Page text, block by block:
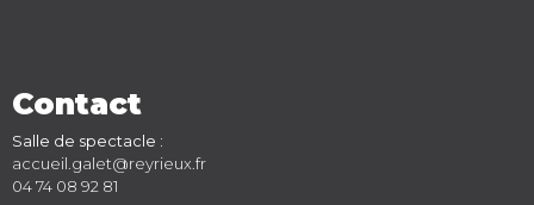
Contact
Salle de spectacle :
accueil.galet@reyrieux.fr
04 74 08 92 81